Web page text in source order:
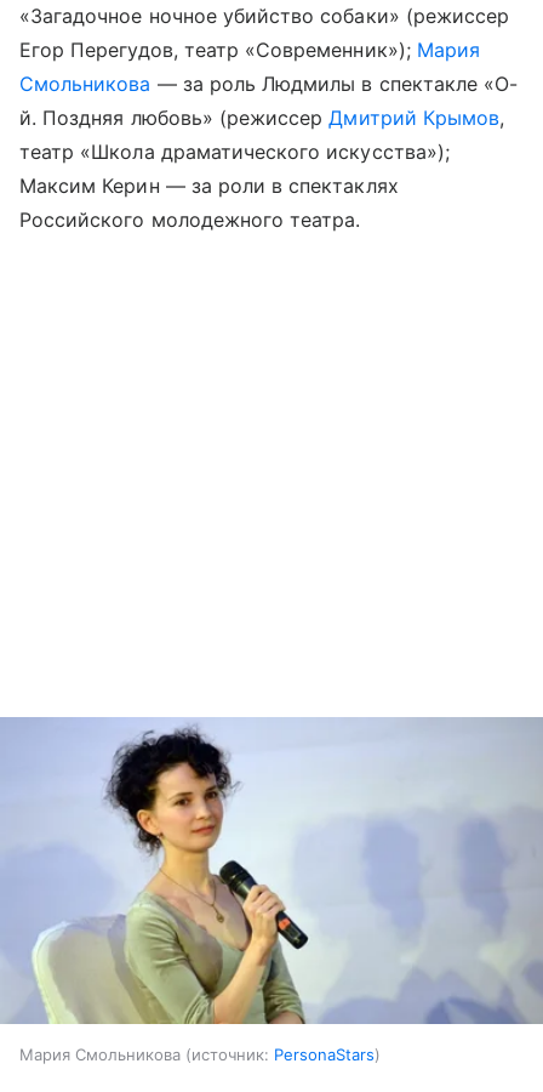
«Загадочное ночное убийство собаки» (режиссер
Егор Перегудов, театр «Современник»); Мария
Смольникова — за роль Людмилы в спектакле «О-
й. Поздняя любовь» (режиссерДмитрий Крымов,
театр «Школа драматического искусства»);
Максим Керин — за роли в спектаклях
Российского молодежного театра.
Мария Смольникова источник: PersonaStars